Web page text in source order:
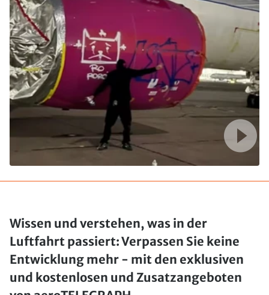
Wissen und verstehen, was in der
Luftfahrt passiert: Verpassen Sie keine
Entwicklung mehr - mit den exklusiven
und kostenlosen und Zusatzangeboten